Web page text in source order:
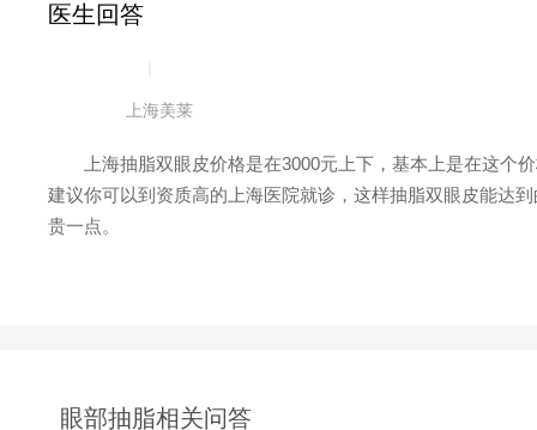
医生回答
上海美莱
上海抽脂双眼皮价格是在3000元上下，基本上是在这个
建议你可以到资质高的上海医院就诊，这样抽脂双眼皮能达
贵一点。
眼部抽脂相关问答